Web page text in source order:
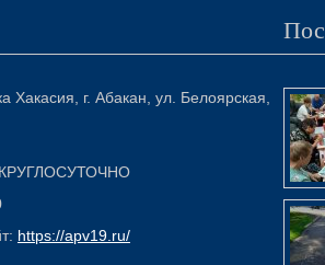
Хакасия, г. Абакан, ул. Белоярская,
КРУГЛОСУТОЧНО
https://apv19.ru/